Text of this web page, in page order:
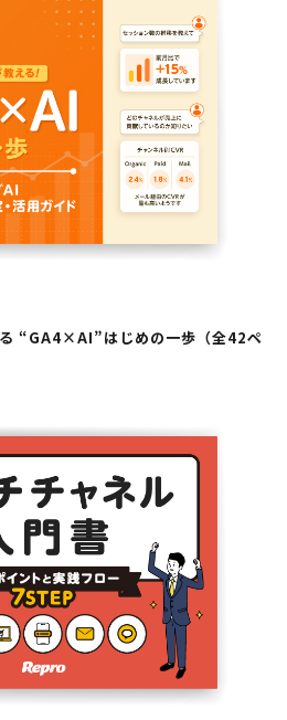
“GA4×AI”はじめの一歩（全42ペ